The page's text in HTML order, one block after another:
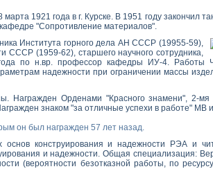
марта 1921 года в г. Курске. В 1951 году закончил
"Сопротивление материалов".
Института горного дела АН СССР (19955-59),
СССР (1959-62), старшего научного сотрудника,
по н.вр. профессор кафедры ИУ-4. Работы
надежности при ограничении массы
Награжден Орденами "Красного знамени", 2-
знаком "за отличные успехи в работе"
он был награжден 57 лет назад.
основ конструирования и надежности РЭА и
и надежности. Общая специализация:
(вероятности безотказной работы, по